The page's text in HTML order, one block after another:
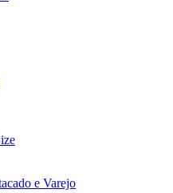
e Varejo